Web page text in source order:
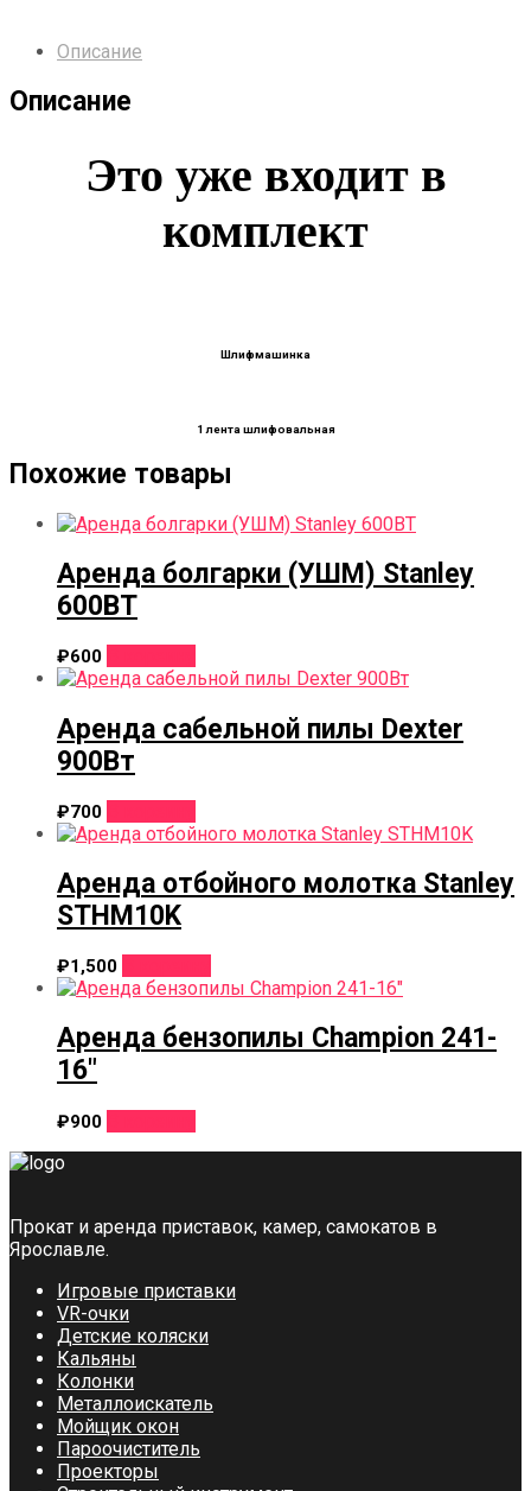
Описание
Описание
Это уже входит в
комплект
Шлифмашинка
1 лента шлифовальная
Похожие товары
Аренда болгарки (УШМ) Stanley
600ВТ
₽600
Аренда сабельной пилы Dexter
900Вт
₽700
Аренда отбойного молотка Stanley
STHM10K
₽1,500
Аренда бензопилы Champion 241-
16″
₽900
Прокат и аренда приставок, камер, самокатов в
Ярославле.
Игровые приставки
VR-очки
Детские коляски
Кальяны
Колонки
Металлоискатель
Мойщик окон
Пароочиститель
Проекторы